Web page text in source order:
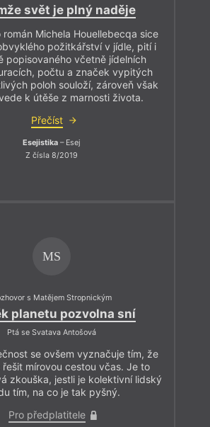
svět je plný naděje
Michela Houellebecqa sice
požitkářství v jídle, pití i
popisovaného včetně jídelních
počtu a značek vypitých
poloh souloží, zároveň však
k útěše z marnosti života.
Přečíst
Esejistika – Esej
Z čísla 8/2019
MS
s Matějem Stropnickým
planetu pozvolna sní
Ptá se Svatava Antošová
se ovšem vyznačuje tím, že
řešit mírovou cestou včas. Je to
zkouška, jestli je kolektivní lidský
tím, na co je tak pyšný.
Pro předplatitele